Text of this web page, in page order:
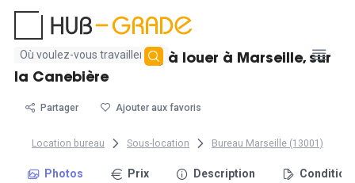
Aucun
résultat
Postes en coworking à louer à Marseille, sur
la Canebière
Partager Ajouter aux favoris
Location bureau Sous-location Bureau Marseille (13001)
Photos Prix Description